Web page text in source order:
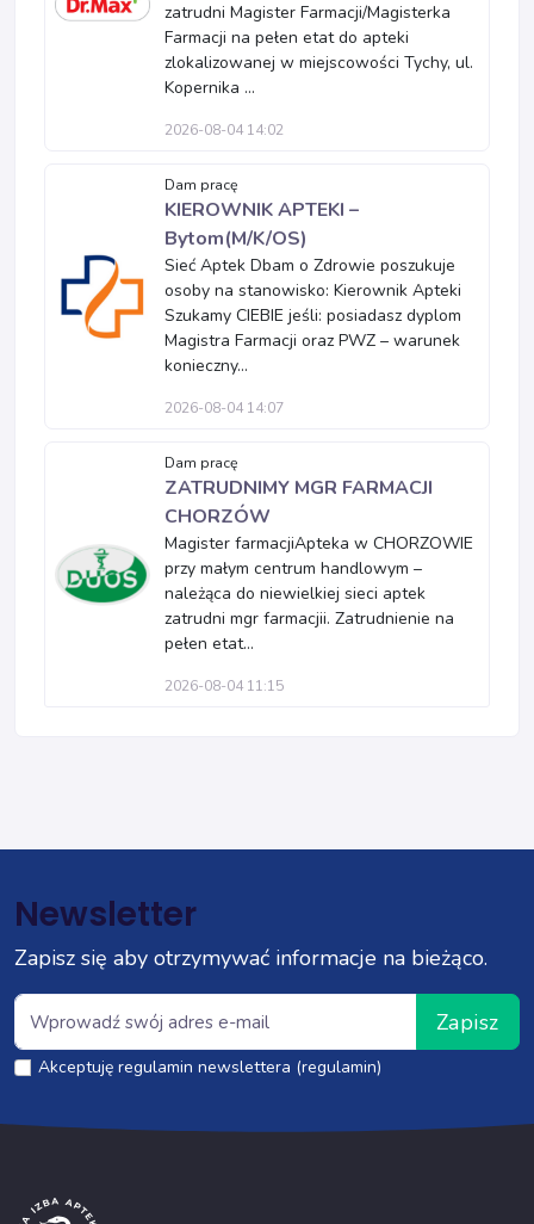
zatrudni Magister Farmacji/Magisterka
Farmacji na pełen etat do apteki
zlokalizowanej w miejscowości Tychy, ul.
Kopernika ...
2026-08-04 14:02
Dam pracę
KIEROWNIK APTEKI –
Bytom(M/K/OS)
Sieć Aptek Dbam o Zdrowie poszukuje
osoby na stanowisko: Kierownik Apteki
Szukamy CIEBIE jeśli: posiadasz dyplom
Magistra Farmacji oraz PWZ – warunek
konieczny...
2026-08-04 14:07
Dam pracę
ZATRUDNIMY MGR FARMACJI
CHORZÓW
Magister farmacjiApteka w CHORZOWIE
przy małym centrum handlowym –
należąca do niewielkiej sieci aptek
zatrudni mgr farmacjii. Zatrudnienie na
pełen etat...
2026-08-04 11:15
Newsletter
Zapisz się aby otrzymywać informacje na bieżąco.
Zapisz
Akceptuję regulamin newslettera (regulamin)